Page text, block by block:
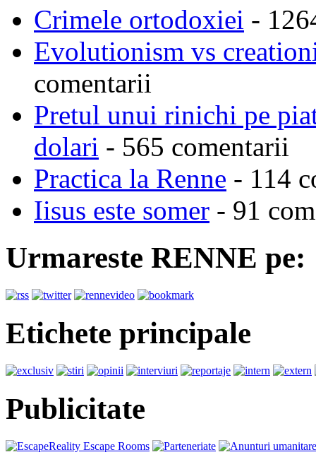
Crimele ortodoxiei -
Evolutionism vs
comentarii
Pretul unui rinichi pe
dolari - 565 comentarii
Practica la Renne - 114
Iisus este somer - 91
Urmareste RENNE pe:
Etichete principale
Publicitate